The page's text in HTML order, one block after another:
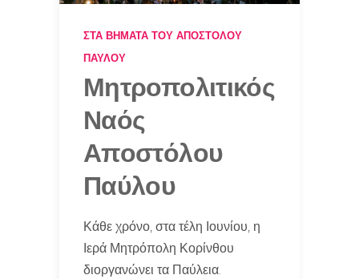
ΣΤΑ ΒΉΜΑΤΑ ΤΟΥ ΑΠΟΣΤΌΛΟΥ
ΠΑΎΛΟΥ
Μητροπολιτικός
Ναός
Αποστόλου
Παύλου
Κάθε χρόνο, στα τέλη Ιουνίου, η
Ιερά Μητρόπολη Κορίνθου
διοργανώνει τα Παύλεια.